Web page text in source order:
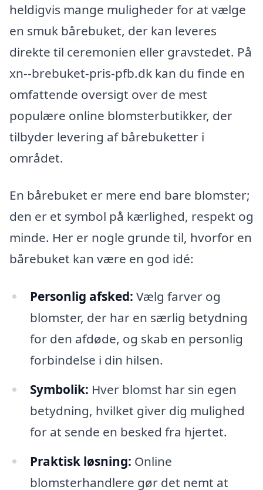
heldigvis mange muligheder for at vælge
en smuk bårebuket, der kan leveres
direkte til ceremonien eller gravstedet. På
xn--brebuket-pris-pfb.dk kan du finde en
omfattende oversigt over de mest
populære online blomsterbutikker, der
tilbyder levering af bårebuketter i
området.
En bårebuket er mere end bare blomster;
den er et symbol på kærlighed, respekt og
minde. Her er nogle grunde til, hvorfor en
bårebuket kan være en god idé:
Personlig afsked: Vælg farver og
blomster, der har en særlig betydning
for den afdøde, og skab en personlig
forbindelse i din hilsen.
Symbolik: Hver blomst har sin egen
betydning, hvilket giver dig mulighed
for at sende en besked fra hjertet.
Praktisk løsning: Online
blomsterhandlere gør det nemt at